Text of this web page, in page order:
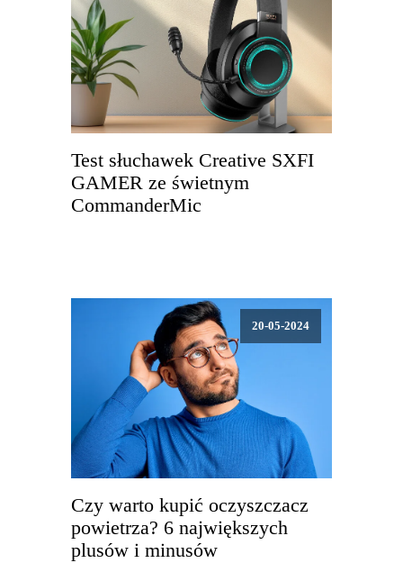
Test słuchawek Creative SXFI
GAMER ze świetnym
CommanderMic
20-05-2024
Czy warto kupić oczyszczacz
powietrza? 6 największych
plusów i minusów